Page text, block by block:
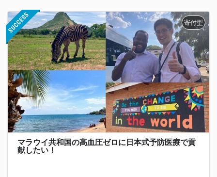
マラウイ共和国の高血圧ゼロに日本式予防医療で貢
献したい！